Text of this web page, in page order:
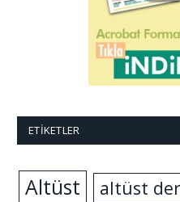
ETIKETLER
Altüst
altüst